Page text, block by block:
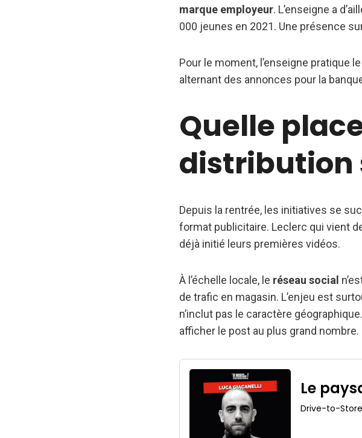
marque employeur. L’enseigne a
000 jeunes en 2021. Une présence
Pour le moment, l’enseigne pratique
alternant des annonces pour la
Quelle
distribution
Depuis la rentrée, les initiatives se
format publicitaire. Leclerc qui vient
déjà initié leurs premières vidéos.
À l’échelle locale, le réseau social
de trafic en magasin. L’enjeu est
n’inclut pas le caractère
afficher le post au plus grand nombre.